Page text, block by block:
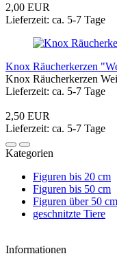
2,00 EUR
Lieferzeit: ca. 5-7 Tage
Knox Räucherkerzen
Knox Räucherkerzen
Lieferzeit: ca. 5-7 Tage
2,50 EUR
Lieferzeit: ca. 5-7 Tage
Kategorien
Figuren bis 20 cm
Figuren bis 50 cm
Figuren über 50 cm
geschnitzte Tiere
Informationen